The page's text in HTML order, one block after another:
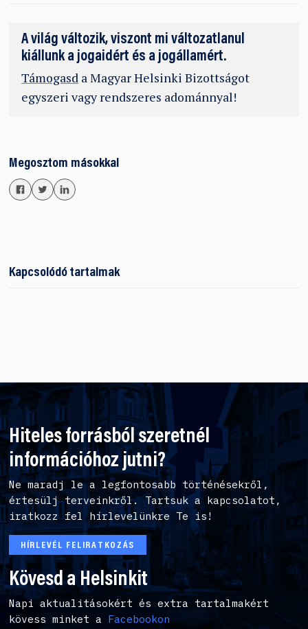
A világ változik, viszont mi változatlanul
kiállunk a jogaidért és a jogállamért.
Támogasd a Magyar Helsinki Bizottságot
egyszeri vagy rendszeres adománnyal!
Megosztom másokkal
Kapcsolódó tartalmak
Hiteles forrásból szeretnél
információhoz jutni?
Ne maradj le a legfontosabb történésekről,
értesülj terveinkről. Tartsuk a kapcsolatot,
iratkozz fel hírlevelünkre Te is!
HÍRLEVÉL FELIRATKOZÁS
Kövesd a Helsinkit
Napi aktualitásokért és extra tartalmakért
kövess minket a Facebookon